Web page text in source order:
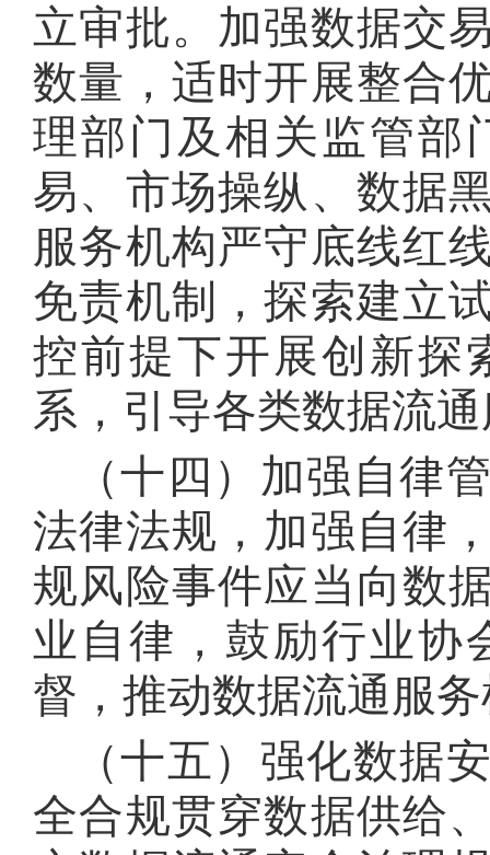
立审批。 加强数据交
数量，适时开展整合
理部门及相关监管部
易、市场操纵、数据
服务机构严守底线红
免责机制，探索建立
控前提下开展创新探
系，引导各类数据流
（十四）加强自律
法律法规，加强自律
规风险事件应当向数
业自律，鼓励行业协
督，推动数据流通服
（十五）强化数据
全合规贯穿数据供给